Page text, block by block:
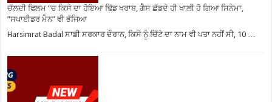
ਚੱਲਦੀ ਫਿਲਮ ”ਚ ਕਿਸੇ ਦਾ ਹੋਇਆ ਢਿੱਡ ਖਰਾਬ, ਗੈਸ ਛੱਡਦੇ ਹੀ ਖਾਲੀ ਹੋ ਗਿਆ ਸਿਨੇਮਾ,
”ਸਪਾਈਡਰ ਮੈਨ” ਵੀ ਭੱਜਿਆ
Harsimrat Badal ਸਾਡੀ ਸਰਕਾਰ ਦੌਰਾਨ, ਕਿਸੇ ਨੂੰ ਚਿੱਟੇ ਦਾ ਨਾਮ ਵੀ ਪਤਾ ਨਹੀਂ ਸੀ, 10 …